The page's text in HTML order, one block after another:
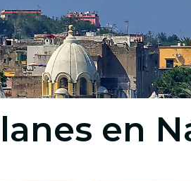
experiencias
São Paulo
Seúl
en